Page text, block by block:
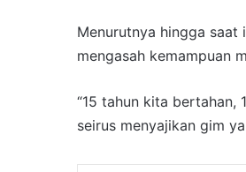
Menurutnya hingga saat
mengasah kemampuan
“15 tahun kita
seirus menyajikan gim